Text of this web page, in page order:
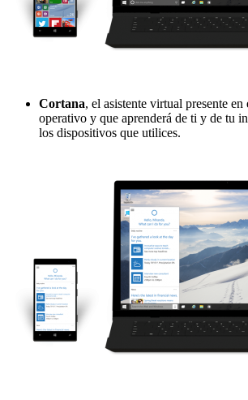
Cortana, el asistente virtual presente en
operativo y que aprenderá de ti y de tu
los dispositivos que utilices.